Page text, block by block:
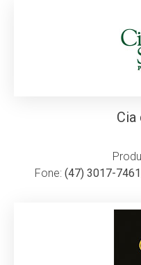
Cia
Fone: (47) 3017-